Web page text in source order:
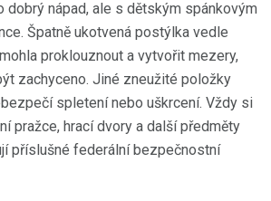
dobrý nápad, ale s dětským spánkovým
Špatně ukotvená postýlka vedle
proklouznout a vytvořit mezery,
zachyceno. Jiné zneužité položky
spletení nebo uškrcení. Vždy si
pražce, hrací dvory a další předměty
příslušné federální bezpečnostní